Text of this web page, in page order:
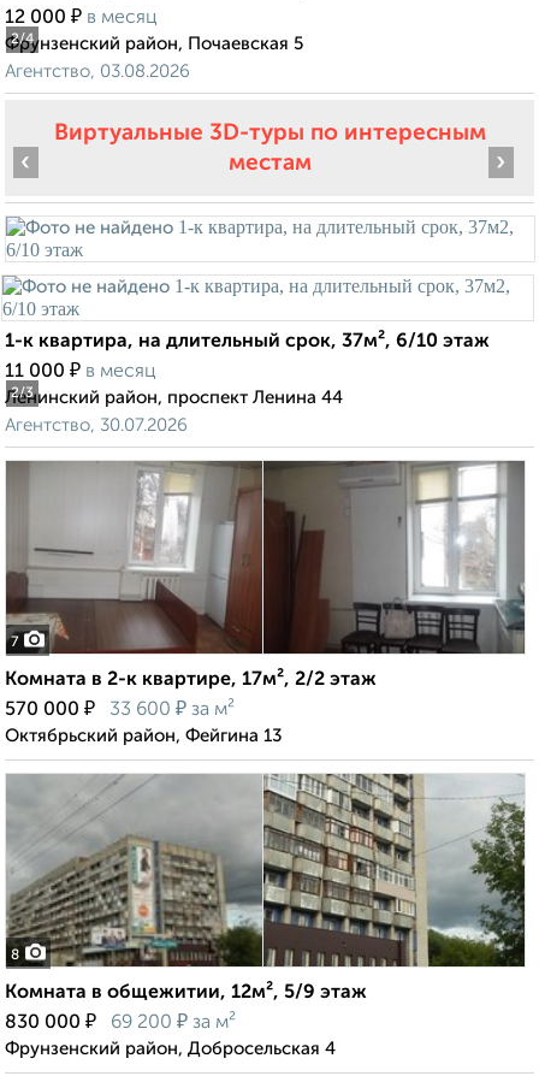
2/4
12 000 ₽ в месяц
Фрунзенский район, Почаевская 5
Агентство, 03.08.2026
Виртуальные 3D-туры по интересным
местам
2/3
‹ ›
1-к квартира, на длительный срок, 37м², 6/10 этаж
11 000 ₽ в месяц
Ленинский район, проспект Ленина 44
Агентство, 30.07.2026
7
Комната в 2-к квартире, 17м², 2/2 этаж
570 000 ₽ 33 600 ₽ за м²
Октябрьский район, Фейгина 13
8
Комната в общежитии, 12м², 5/9 этаж
830 000 ₽ 69 200 ₽ за м²
Фрунзенский район, Добросельская 4